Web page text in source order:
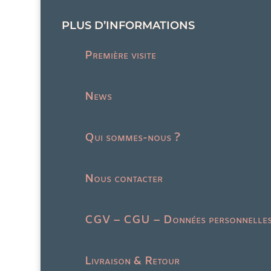
PLUS D’INFORMATIONS
Première visite
News
Qui sommes-nous ?
Nous contacter
CGV – CGU – Données
Livraison & Retour